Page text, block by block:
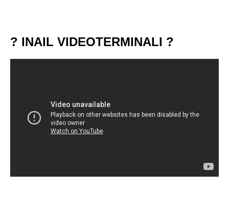
? INAIL VIDEOTERMINALI ?